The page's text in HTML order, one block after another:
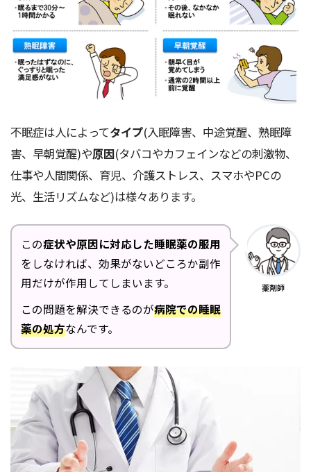
不眠症は人によってタイプ(入眠障害、中途覚醒、熟眠障
害、早朝覚醒)や原因(タバコやカフェインなどの刺激物、
仕事や人間関係、育児、介護ストレス、スマホやPCの
光、生活リズムなど)は様々あります。
この症状や原因に対応した睡眠薬の服用
をしなければ、効果がないどころか副作
用だけが作用してしまいます。
この問題を解決できるのが病院での睡眠
薬の処方なんです。
薬剤師